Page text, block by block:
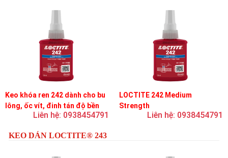
Keo khóa ren 242 dành cho bu
lông, ốc vít, đinh tán độ bền
trung bình, độ nhớt trung bình
Liên hệ: 0938454791
LOCTITE 242 Medium
Strength
Liên hệ: 0938454791
KEO DÁN LOCTITE® 243